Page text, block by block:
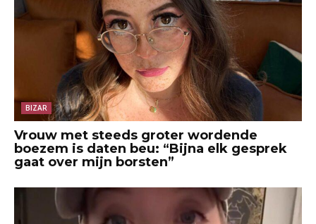
BIZAR
Vrouw met steeds groter wordende
boezem is daten beu: “Bijna elk gesprek
gaat over mijn borsten”